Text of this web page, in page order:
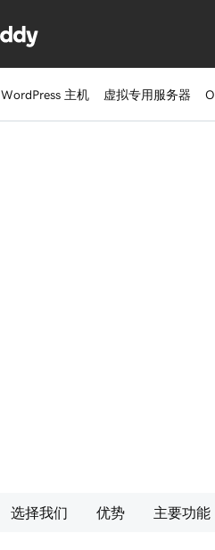
WordPress 主机 虚拟专用服务器
选择我们 优势 主要功能